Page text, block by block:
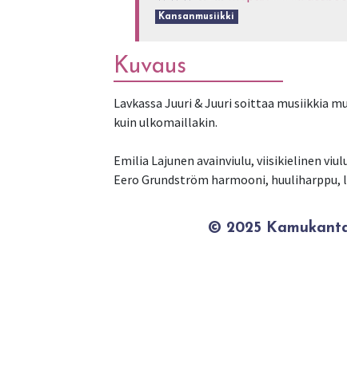
Kansanmusiikki
Kuvaus
Lavkassa Juuri & Juuri soittaa musiikkia
kuin ulkomaillakin.
Emilia Lajunen avainviulu, viisikielinen
Eero Grundström harmooni, huuliharppu,
© 2025